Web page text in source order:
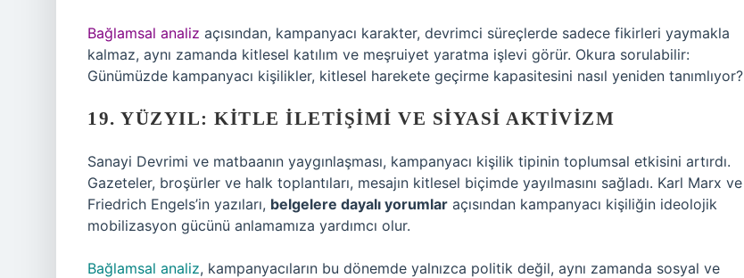
Bağlamsal analiz açısından, kampanyacı karakter, devrimci süreçlerde sadece fikirleri yaymakla
kalmaz, aynı zamanda kitlesel katılım ve meşruiyet yaratma işlevi görür. Okura sorulabilir:
Günümüzde kampanyacı kişilikler, kitlesel harekete geçirme kapasitesini nasıl yeniden tanımlıyor?
19. YÜZYIL: KITLE İLETIŞIMI VE SIYASI AKTIVIZM
Sanayi Devrimi ve matbaanın yaygınlaşması, kampanyacı kişilik tipinin toplumsal etkisini artırdı.
Gazeteler, broşürler ve halk toplantıları, mesajın kitlesel biçimde yayılmasını sağladı. Karl Marx ve
Friedrich Engels’in yazıları, belgelere dayalı yorumlar açısından kampanyacı kişiliğin ideolojik
mobilizasyon gücünü anlamamıza yardımcı olur.
Bağlamsal analiz, kampanyacıların bu dönemde yalnızca politik değil, aynı zamanda sosyal ve